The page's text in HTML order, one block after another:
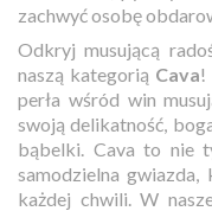
zachwyć osobę
Odkryj musującą
naszą kategorią Cava!
perła wśród win
swoją delikatność,
bąbelki. Cava to nie
samodzielna
każdej chwili. W